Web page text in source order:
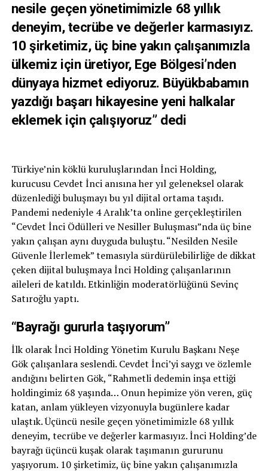
nesile geçen yönetimimizle 68 yıllık
deneyim, tecrübe ve değerler karmasıyız.
10 şirketimiz, üç bine yakın çalışanımızla
ülkemiz için üretiyor, Ege Bölgesi’nden
dünyaya hizmet ediyoruz. Büyükbabamın
yazdığı başarı hikayesine yeni halkalar
eklemek için çalışıyoruz” dedi
Türkiye’nin köklü kuruluşlarından İnci Holding,
kurucusu Cevdet İnci anısına her yıl geleneksel olarak
düzenlediği buluşmayı bu yıl dijital ortama taşıdı.
Pandemi nedeniyle 4 Aralık’ta online gerçekleştirilen
“Cevdet İnci Ödülleri ve Nesiller Buluşması”nda üç bine
yakın çalışan aynı duyguda buluştu. “Nesilden Nesile
Güvenle İlerlemek” temasıyla sürdürülebilirliğe de dikkat
çeken dijital buluşmaya İnci Holding çalışanlarının
aileleri de katıldı. Etkinliğin moderatörlüğünü Sevinç
Satıroğlu yaptı.
“Bayrağı gururla taşıyorum”
İlk olarak İnci Holding Yönetim Kurulu Başkanı Neşe
Gök çalışanlara seslendi. Cevdet İnci’yi saygı ve özlemle
andığını belirten Gök, “Rahmetli dedemin inşa ettiği
holdingimiz 68 yaşında… Onun hepimize yön veren, güç
katan, anlam yükleyen vizyonuyla bugünlere kadar
ulaştık. Üçüncü nesile geçen yönetimimizle 68 yıllık
deneyim, tecrübe ve değerler karmasıyız. İnci Holding’de
bayrağı üçüncü kuşak olarak taşımanın gururunu
yaşıyorum. 10 şirketimiz, üç bine yakın çalışanımızla